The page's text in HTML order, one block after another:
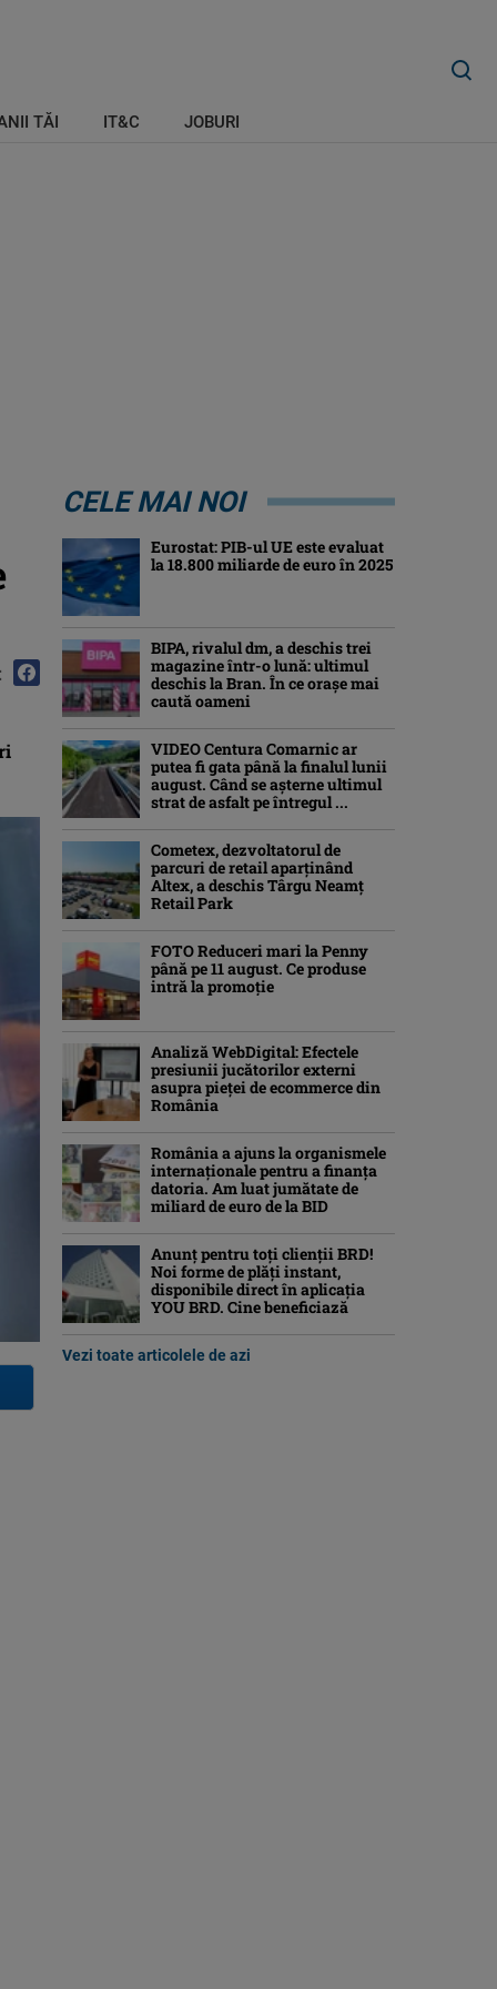
TĂI IT&C JOBURI
CELE MAI NOI
Eurostat: PIB-ul UE este evaluat
la 18.800 miliarde de euro în 2025
BIPA, rivalul dm, a deschis trei
magazine într-o lună: ultimul
deschis la Bran. În ce orașe mai
caută oameni
VIDEO Centura Comarnic ar
putea fi gata până la finalul lunii
august. Când se așterne ultimul
strat de asfalt pe întregul ...
Cometex, dezvoltatorul de
parcuri de retail aparținând
Altex, a deschis Târgu Neamț
Retail Park
FOTO Reduceri mari la Penny
până pe 11 august. Ce produse
intră la promoție
Analiză WebDigital: Efectele
presiunii jucătorilor externi
asupra pieței de ecommerce din
România
România a ajuns la organismele
internaționale pentru a finanța
datoria. Am luat jumătate de
miliard de euro de la BID
Anunț pentru toți clienții BRD!
Noi forme de plăți instant,
disponibile direct în aplicația
YOU BRD. Cine beneficiază
Vezi toate articolele de azi